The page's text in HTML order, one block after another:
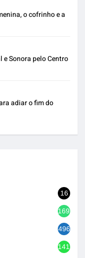
o cofrinho e a
e Sonora pelo Centro
adiar o fim do
16
1692
496
1419